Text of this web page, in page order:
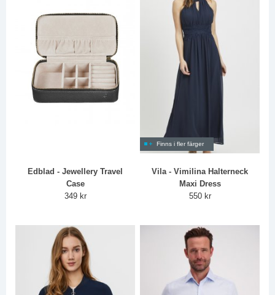
Edblad - Jewellery Travel
Case
349 kr
Finns i fler färger
Vila - Vimilina Halterneck
Maxi Dress
550 kr